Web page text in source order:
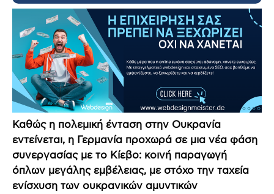
Καθώς η πολεμική ένταση στην Ουκρανία
εντείνεται, η Γερμανία προχωρά σε μια νέα φάση
συνεργασίας με το Κίεβο: κοινή παραγωγή
όπλων μεγάλης εμβέλειας, με στόχο την ταχεία
ενίσχυση των ουκρανικών αμυντικών